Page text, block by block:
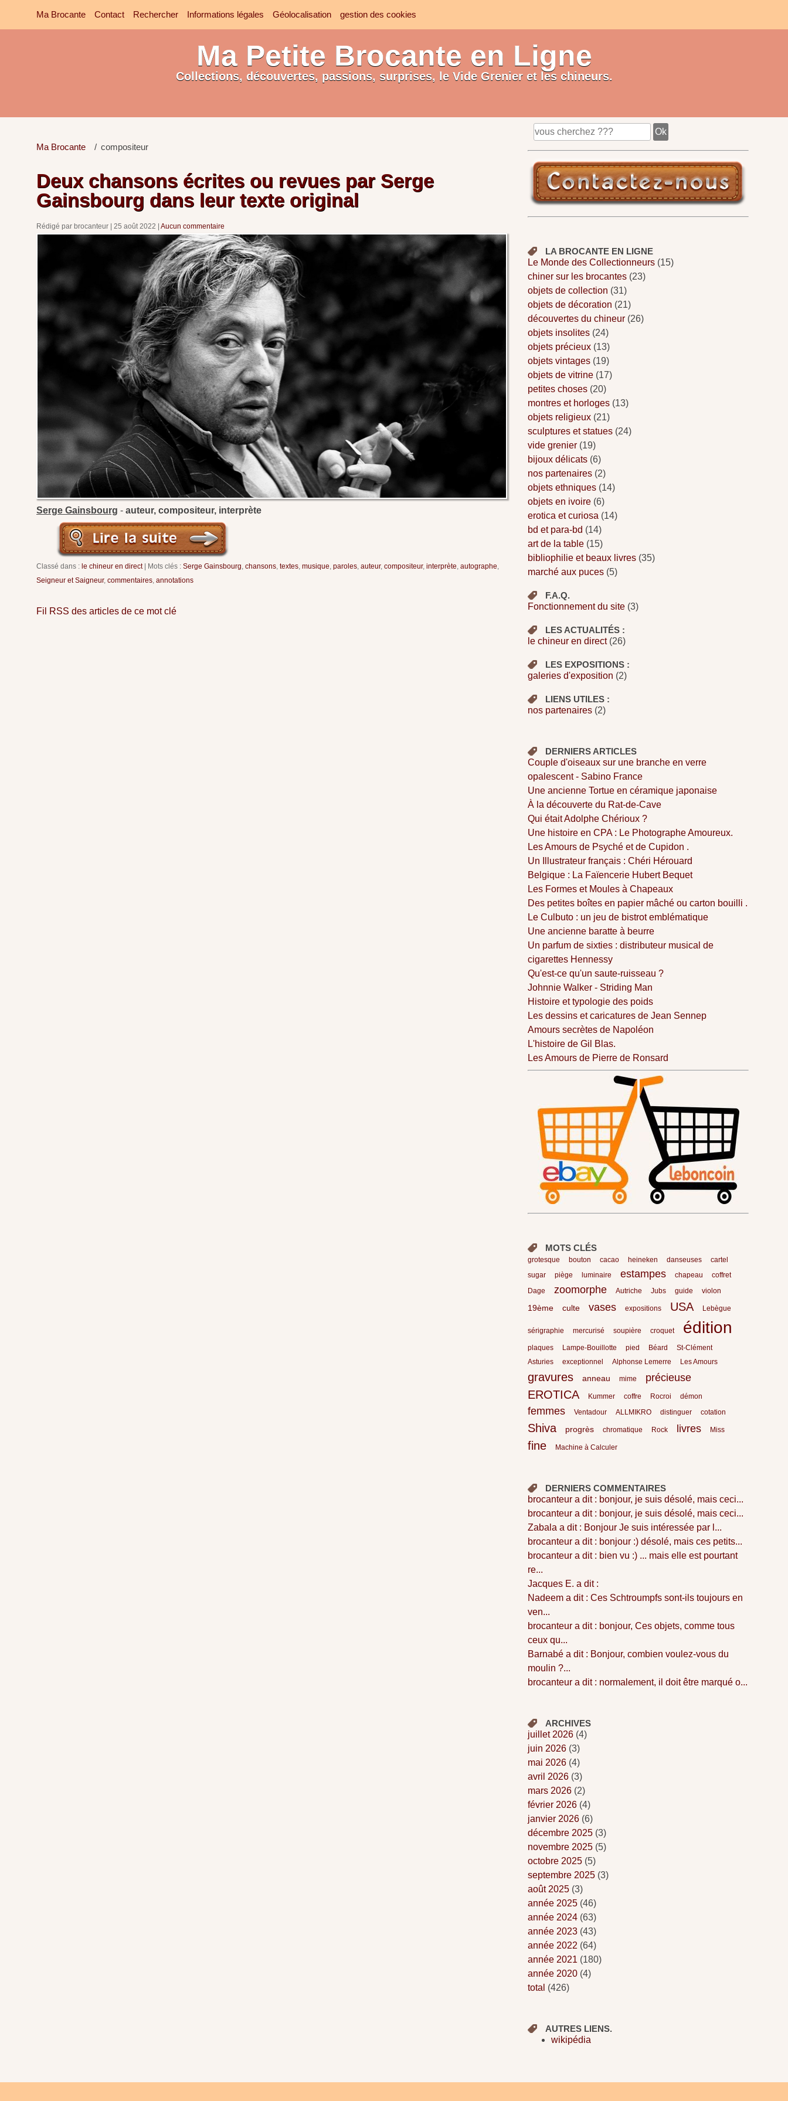
Ma Brocante Contact Rechercher Informations légales Géolocalisation gestion des cookies
Ma Petite Brocante en Ligne
Collections, découvertes, passions, surprises, le Vide Grenier et les chineurs.
Ma Brocante compositeur
Deux chansons écrites ou revues par Serge
Gainsbourg dans leur texte original
Rédigé par brocanteur 25 août 2022 Aucun commentaire
Serge Gainsbourg - auteur, compositeur, interprète
Classé dans : le chineur en direct Mots clés : Serge Gainsbourg chansons textes musique paroles auteur, compositeur, interprète autographe
Seigneur et Saigneur, commentaires annotations
Fil RSS des articles de ce mot clé
LA BROCANTE EN LIGNE
Le Monde des Collectionneurs (15)
chiner sur les brocantes (23)
objets de collection (31)
objets de décoration (21)
découvertes du chineur (26)
objets insolites (24)
objets précieux (13)
objets vintages (19)
objets de vitrine (17)
petites choses (20)
montres et horloges (13)
objets religieux (21)
sculptures et statues (24)
vide grenier (19)
bijoux délicats (6)
nos partenaires (2)
objets ethniques (14)
objets en ivoire (6)
erotica et curiosa (14)
bd et para-bd (14)
art de la table (15)
bibliophilie et beaux livres (35)
marché aux puces (5)
F.A.Q.
Fonctionnement du site (3)
LES ACTUALITÉS :
le chineur en direct(26)
LES EXPOSITIONS :
galeries d'exposition (2)
LIENS UTILES :
nos partenaires (2)
DERNIERS ARTICLES
Couple d'oiseaux sur une branche en verre
opalescent - Sabino France
Une ancienne Tortue en céramique japonaise
À la découverte du Rat-de-Cave
Qui était Adolphe Chérioux ?
Une histoire en CPA : Le Photographe Amoureux.
Les Amours de Psyché et de Cupidon .
Un Illustrateur français : Chéri Hérouard
Belgique : La Faïencerie Hubert Bequet
Les Formes et Moules à Chapeaux
Des petites boîtes en papier mâché ou carton bouilli .
Le Culbuto : un jeu de bistrot emblématique
Une ancienne baratte à beurre
Un parfum de sixties : distributeur musical de
cigarettes Hennessy
Qu'est-ce qu'un saute-ruisseau ?
Johnnie Walker - Striding Man
Histoire et typologie des poids
Les dessins et caricatures de Jean Sennep
Amours secrètes de Napoléon
L'histoire de Gil Blas.
Les Amours de Pierre de Ronsard
MOTS CLÉS
grotesque bouton cacao heineken danseuses
cartel
sugar
piège luminaire estampes chapeau
coffret
Dage
zoomorphe Autriche Jubs guide violon
19ème culte vases expositions USA Lebègue
sérigraphie mercurisé soupière croquet édition
plaques Lampe-Bouillotte pied Béard
St-Clément
Asturies
exceptionnel Alphonse Lemerre Les Amours
gravures anneau mime précieuse
EROTICA Kummer coffre Rocroi démon
femmes Ventadour ALLMIKRO distinguer cotation
Shiva progrès chromatique Rock livres Miss
fine Machine à Calculer
DERNIERS COMMENTAIRES
brocanteur a dit : bonjour, je suis désolé, mais ceci...
brocanteur a dit : bonjour, je suis désolé, mais ceci...
Zabala a dit : Bonjour Je suis intéressée par l...
brocanteur a dit : bonjour :) désolé, mais ces petits...
brocanteur a dit : bien vu :) ... mais elle est pourtant
re...
Jacques E. a dit :
Nadeem a dit : Ces Schtroumpfs sont-ils toujours en
ven...
brocanteur a dit : bonjour, Ces objets, comme tous
ceux qu...
Barnabé a dit : Bonjour, combien voulez-vous du
moulin ?...
brocanteur a dit : normalement, il doit être marqué o...
ARCHIVES
juillet 2026 (4)
juin 2026 (3)
mai 2026 (4)
avril 2026 (3)
mars 2026 (2)
février 2026 (4)
janvier 2026 (6)
décembre 2025 (3)
novembre 2025 (5)
octobre 2025 (5)
septembre 2025 (3)
août 2025 (3)
année 2025 (46)
année 2024 (63)
année 2023 (43)
année 2022 (64)
année 2021 (180)
année 2020 (4)
total (426)
AUTRES LIENS.
wikipédia